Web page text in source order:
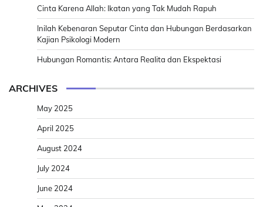
Cinta Karena Allah: Ikatan yang Tak Mudah Rapuh
Inilah Kebenaran Seputar Cinta dan Hubungan Berdasarkan
Kajian Psikologi Modern
Hubungan Romantis: Antara Realita dan Ekspektasi
ARCHIVES
May 2025
April 2025
August 2024
July 2024
June 2024